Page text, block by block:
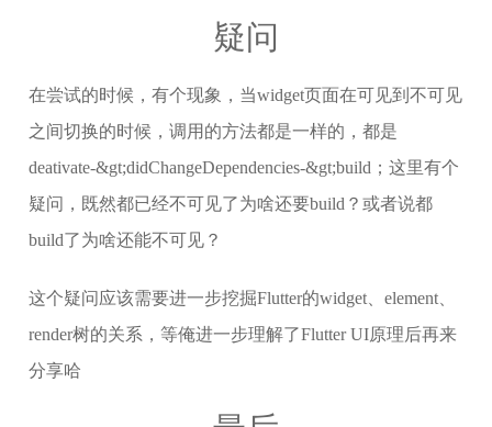
疑问
在尝试的时候，有个现象，当widget页面在可见到不可见
之间切换的时候，调用的方法都是一样的，都是
deativate-&gt;didChangeDependencies-&gt;build；这里有个
疑问，既然都已经不可见了为啥还要build？或者说都
build了为啥还能不可见？
这个疑问应该需要进一步挖掘Flutter的widget、element、
render树的关系，等俺进一步理解了Flutter UI原理后再来
分享哈